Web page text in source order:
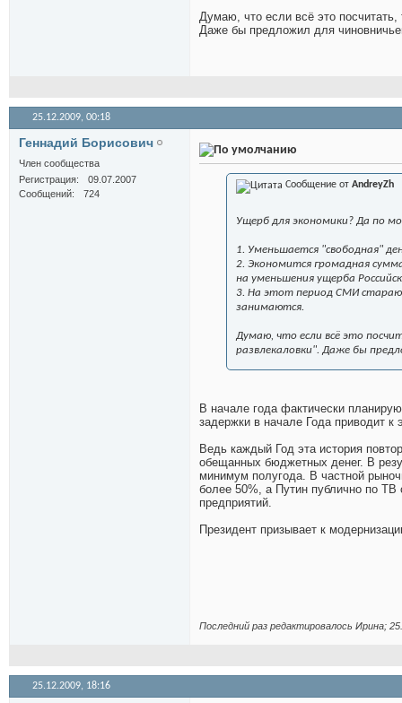
Думаю, что если всё это
Даже бы предложил для
25.12.2009, 00:18
Геннадий Борисович
Член сообщества
Регистрация
09.07.2007
Сообщений
724
Сообщение от AndreyZh
Ущерб для экономики? Да по
1. Уменьшается "свободная"
2. Экономится громадная
на уменьшения ущерба
3. На этот период СМИ
занимаются.
Думаю, что если всё это
развлекаловки". Даже бы
В начале года фактически
задержки в начале Года приводит
Ведь каждый Год эта история
обещанных бюджетных денег. В
минимум полугода. В частной
более 50%, а Путин публично по ТВ
предприятий.
Президент призывает к
Последний раз редактировалось Иринa;
25.12.2009, 18:16